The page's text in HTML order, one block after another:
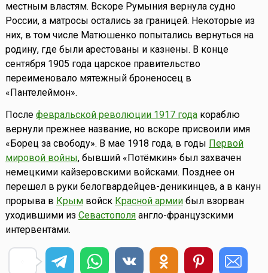
местным властям. Вскоре Румыния вернула судно
России, а матросы остались за границей. Некоторые из
них, в том числе Матюшенко попытались вернуться на
родину, где были арестованы и казнены. В конце
сентября 1905 года царское правительство
переименовало мятежный броненосец в
«Пантелеймон».
После февральской революции 1917 годакораблю
вернули прежнее название, но вскоре присвоили имя
«Борец за свободу». В мае 1918 года, в годы Первой
мировой войны, бывший «Потёмкин» был захвачен
немецкими кайзеровскими войсками. Позднее он
перешел в руки белогвардейцев-деникинцев, а в канун
прорыва в Крымвойск Красной армиибыл взорван
уходившими из Севастополяангло-французскими
интервентами.